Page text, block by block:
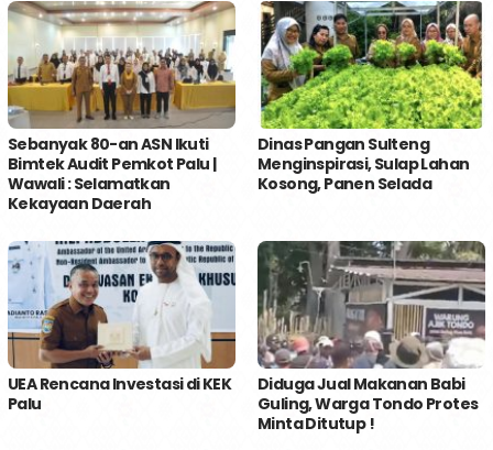
Sebanyak 80-an ASN Ikuti
Bimtek Audit Pemkot Palu |
Wawali : Selamatkan
Kekayaan Daerah
Dinas Pangan Sulteng
Menginspirasi, Sulap Lahan
Kosong, Panen Selada
UEA Rencana Investasi di KEK
Palu
Diduga Jual Makanan Babi
Guling, Warga Tondo Protes
Minta Ditutup !